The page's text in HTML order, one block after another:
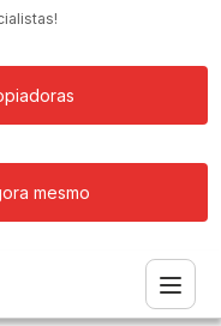
mesmo